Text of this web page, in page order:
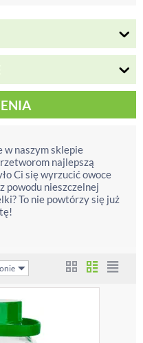
w naszym sklepie
najlepszą
Ci się wyrzucić owoce
powodu nieszczelnej
To nie powtórzy się już